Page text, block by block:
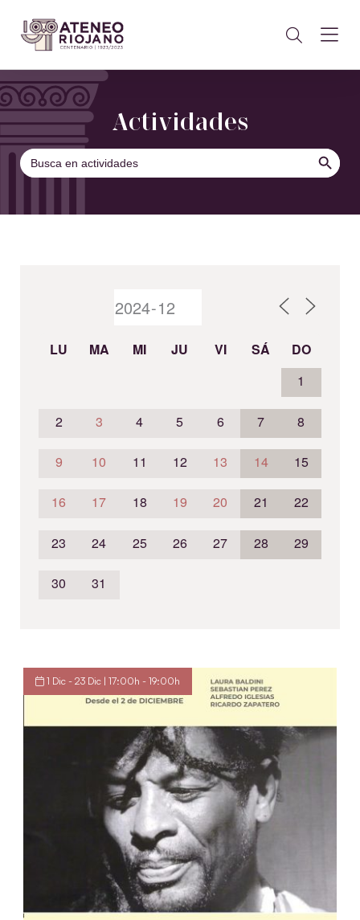
Actividades
Buscar: BOTÓN DE
LU MA MI JU VI SÁ
DO
1
2 3 4 5 6 7 8
9 10 11 12 13 14 15
16 17 18 19 20 21 22
23 24 25 26 27 28 29
30 31
1 Dic - 23 Dic | 17:00h - 19:00h